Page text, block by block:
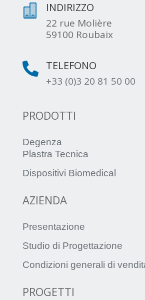
 INDIRIZZO
22 rue Molière
59100 Roubaix
 TELEFONO
+33 (0)3 20 81 50 00
PRODOTTI
Degenza
Plastra Tecnica
Dispositivi Biomedical
AZIENDA
Presentazione
Studio di Progettazione
Condizioni generali di
PROGETTI